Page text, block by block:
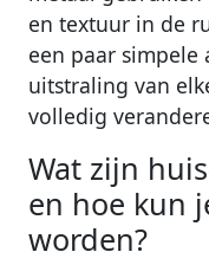
en textuur in de
een paar simpele
uitstraling van
volledig
Wat zijn
en hoe kun
worden?